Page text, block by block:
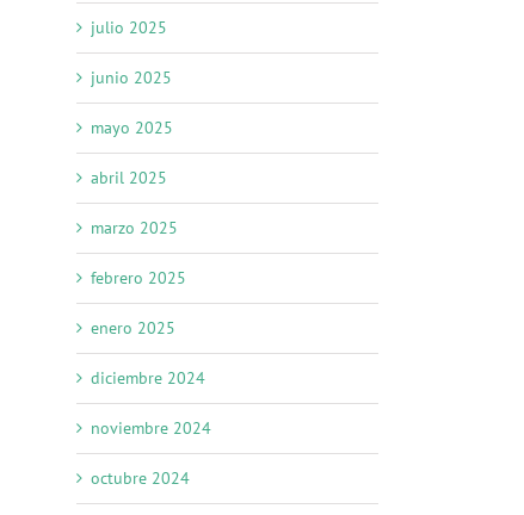
julio 2025
junio 2025
mayo 2025
abril 2025
marzo 2025
febrero 2025
enero 2025
diciembre 2024
noviembre 2024
octubre 2024